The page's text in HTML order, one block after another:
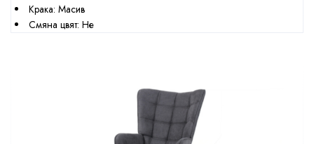
Крака: Масив
Смяна цвят: Не